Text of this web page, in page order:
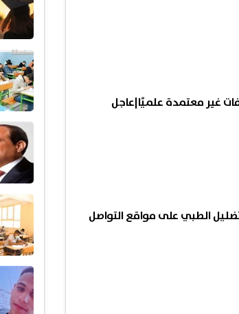
غير معتمدة علميًا|عاجل
الطبي على مواقع التواصل